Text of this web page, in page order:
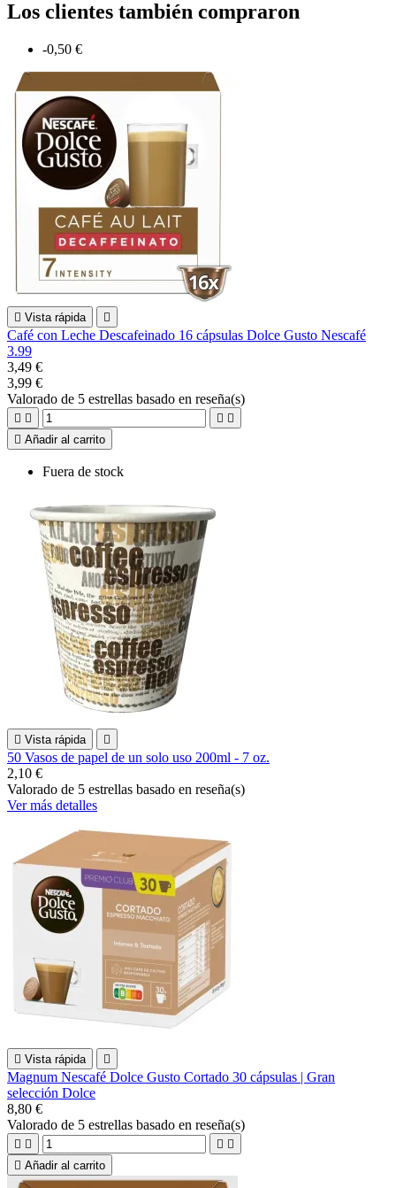
Los clientes también compraron
-0,50 €
 Vista rápida 
Café con Leche Descafeinado 16 cápsulas Dolce Gusto Nescafé
3.99
3,49 €
3,99 €
Valorado de 5 estrellas basado en reseña(s)
   
 Añadir al carrito
Fuera de stock
 Vista rápida 
50 Vasos de papel de un solo uso 200ml - 7 oz.
2,10 €
Valorado de 5 estrellas basado en reseña(s)
Ver más detalles
 Vista rápida 
Magnum Nescafé Dolce Gusto Cortado 30 cápsulas | Gran
selección Dolce
8,80 €
Valorado de 5 estrellas basado en reseña(s)
   
 Añadir al carrito